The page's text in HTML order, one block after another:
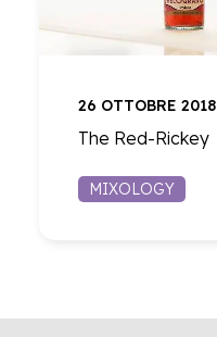
26 OTTOBRE 2018
The Red-Rickey
MIXOLOGY